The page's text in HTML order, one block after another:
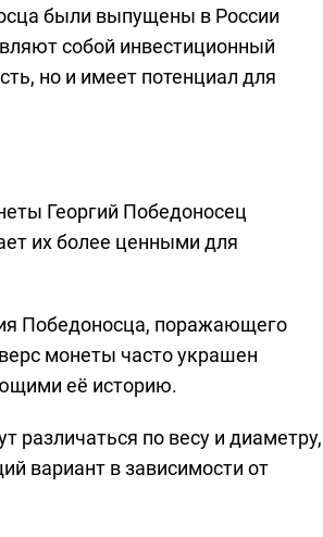
были выпущены в России
собой инвестиционный
но и имеет потенциал для
Георгий Победоносец
их более ценными для
Победоносца, поражающего
монеты часто украшен
её историю.
различаться по весу и диаметру,
вариант в зависимости от